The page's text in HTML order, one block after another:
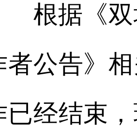
据《双
者公告》
已经结束